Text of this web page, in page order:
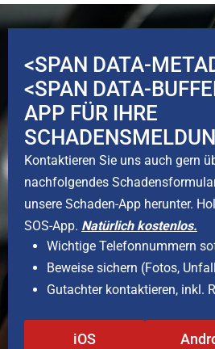
<SPAN DATA-
<SPAN DATA-
APP FÜR IHRE
Kontaktieren Sie uns auch gern
nachfolgendes
unsere Schaden-App herunter.
SOS-App. Natürlich kostenlos.
Wichtige Telefonnummern
Beweise sichern (Fotos,
Gutachter kontaktieren, inkl.
iOS